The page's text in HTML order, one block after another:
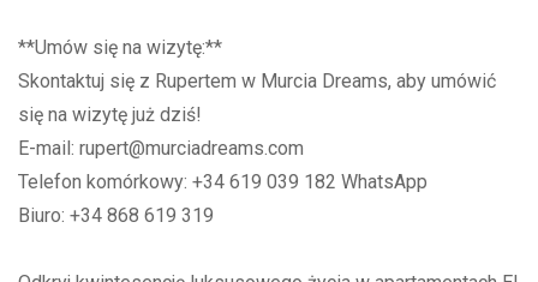
**Umów się na wizytę:**
Skontaktuj się z Rupertem w Murcia Dreams, aby umówić
się na wizytę już dziś!
E-mail: rupert@murciadreams.com
Telefon komórkowy: +34 619 039 182 WhatsApp
Biuro: +34 868 619 319